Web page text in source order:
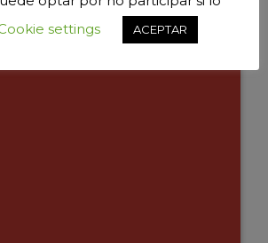
settings ACEPTAR